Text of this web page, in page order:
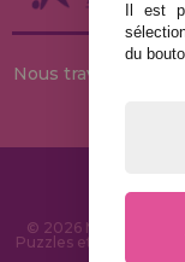
Nous travaillons
© 2026
Puzzles et des Casse-
Il est
du